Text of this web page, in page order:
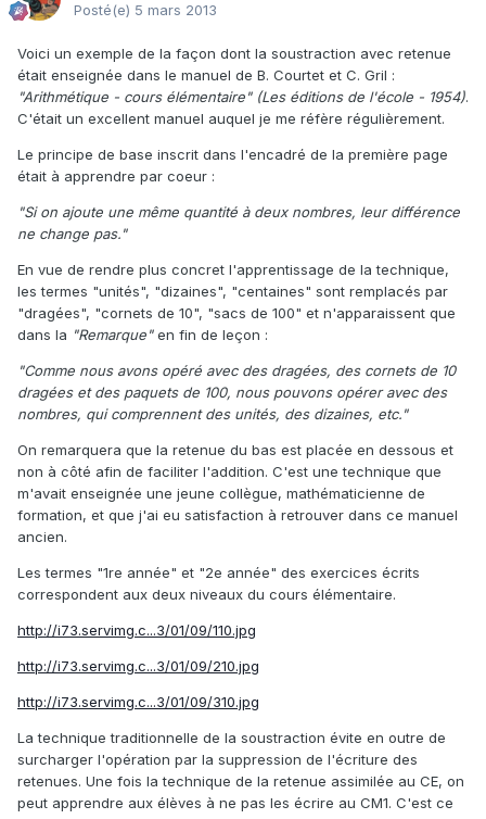
Posté(e) 5 mars 2013
Voici un exemple de la façon dont la soustraction avec retenue
était enseignée dans le manuel de B. Courtet et C. Gril :
"Arithmétique - cours élémentaire" (Les éditions de l'école - 1954).
C'était un excellent manuel auquel je me réfère régulièrement.
Le principe de base inscrit dans l'encadré de la première page
était à apprendre par coeur :
"Si on ajoute une même quantité à deux nombres, leur différence
ne change pas."
En vue de rendre plus concret l'apprentissage de la technique,
les termes "unités", "dizaines", "centaines" sont remplacés par
"dragées", "cornets de 10", "sacs de 100" et n'apparaissent que
dans la "Remarque"en fin de leçon :
"Comme nous avons opéré avec des dragées, des cornets de 10
dragées et des paquets de 100, nous pouvons opérer avec des
nombres, qui comprennent des unités, des dizaines, etc."
On remarquera que la retenue du bas est placée en dessous et
non à côté afin de faciliter l'addition. C'est une technique que
m'avait enseignée une jeune collègue, mathématicienne de
formation, et que j'ai eu satisfaction à retrouver dans ce manuel
ancien.
Les termes "1re année" et "2e année" des exercices écrits
correspondent aux deux niveaux du cours élémentaire.
http://i73.servimg.c...3/01/09/110.jpg
http://i73.servimg.c...3/01/09/210.jpg
http://i73.servimg.c...3/01/09/310.jpg
La technique traditionnelle de la soustraction évite en outre de
surcharger l'opération par la suppression de l'écriture des
retenues. Une fois la technique de la retenue assimilée au CE, on
peut apprendre aux élèves à ne pas les écrire au CM1. C'est ce